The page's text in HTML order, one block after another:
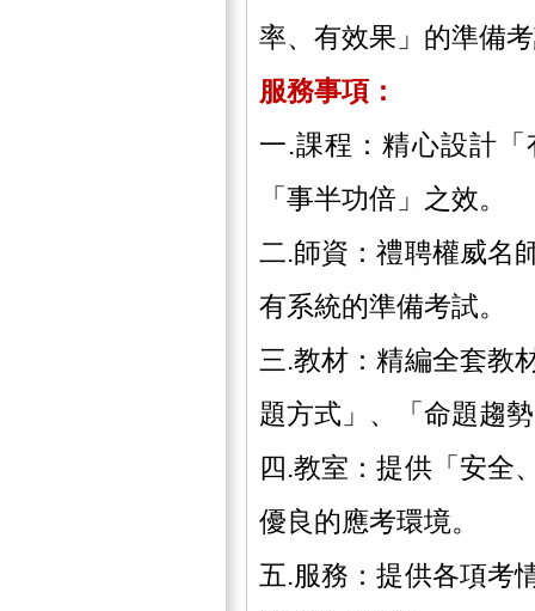
率、有效果」的準備
服務事項：
一.課程：精心設計
「事半功倍」之效。
二.師資：禮聘權威名
有系統的準備考試。
三.教材：精編全套教
題方式」、「命題趨
四.教室：提供「安全
優良的應考環境。
五.服務：提供各項考